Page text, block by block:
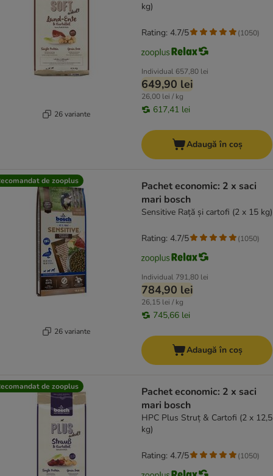
26 variante
kg)
Individual 657,80 lei
649,90 lei
26,00 lei / kg
617,41 lei
Rating: 4.7/5 (1050)
Adaugă în coș
de zooplus
26 variante
Pachet economic: 2 x saci
mari bosch
Sensitive Rață și cartofi (2 x 15 kg)
Individual 791,80 lei
784,90 lei
26,15 lei / kg
745,66 lei
Rating: 4.7/5 (1050)
Adaugă în coș
de zooplus
Pachet economic: 2 x saci
mari bosch
HPC Plus Struț & Cartofi (2 x 12,5
kg)
Rating: 4.7/5 (1050)